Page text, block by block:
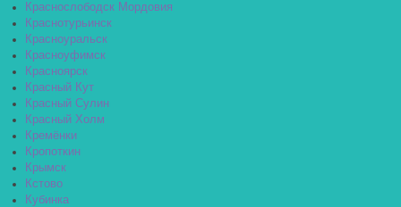
Краснослободск Мордовия
Краснотурьинск
Красноуральск
Красноуфимск
Красноярск
Красный Кут
Красный Сулин
Красный Холм
Кремёнки
Кропоткин
Крымск
Кстово
Кубинка